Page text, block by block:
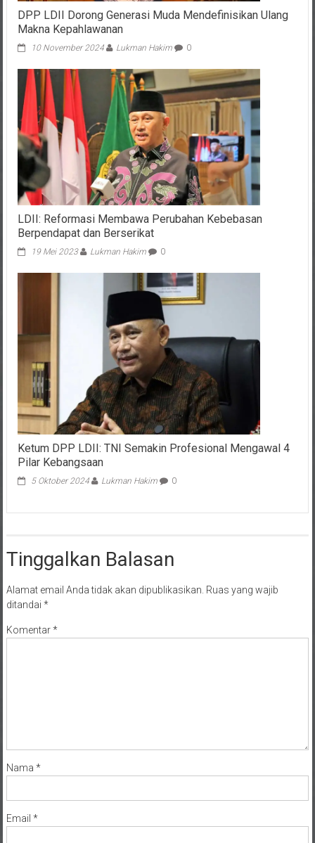
DPP LDII Dorong Generasi Muda Mendefinisikan Ulang
Makna Kepahlawanan
10 November 2024 Lukman Hakim 0
LDII: Reformasi Membawa Perubahan Kebebasan
Berpendapat dan Berserikat
19 Mei 2023 Lukman Hakim 0
Ketum DPP LDII: TNI Semakin Profesional Mengawal 4
Pilar Kebangsaan
5 Oktober 2024 Lukman Hakim 0
Tinggalkan Balasan
Alamat email Anda tidak akan dipublikasikan. Ruas yang wajib
ditandai *
Komentar*
Nama *
Email *